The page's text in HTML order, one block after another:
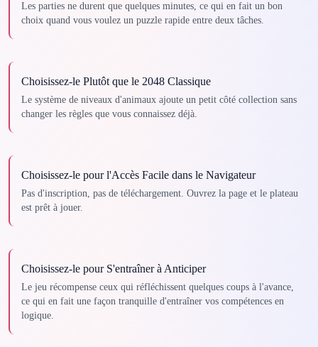
Les parties ne durent que quelques minutes, ce qui en fait un bon
choix quand vous voulez un puzzle rapide entre deux tâches.
Choisissez-le Plutôt que le 2048 Classique
Le système de niveaux d'animaux ajoute un petit côté collection sans
changer les règles que vous connaissez déjà.
Choisissez-le pour l'Accès Facile dans le Navigateur
Pas d'inscription, pas de téléchargement. Ouvrez la page et le plateau
est prêt à jouer.
Choisissez-le pour S'entraîner à Anticiper
Le jeu récompense ceux qui réfléchissent quelques coups à l'avance,
ce qui en fait une façon tranquille d'entraîner vos compétences en
logique.